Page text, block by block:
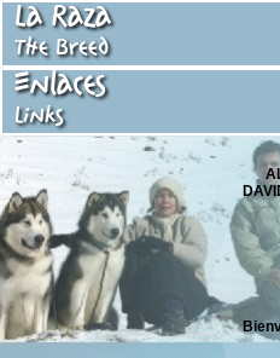
La Raza
The Breed
Enlaces
Links